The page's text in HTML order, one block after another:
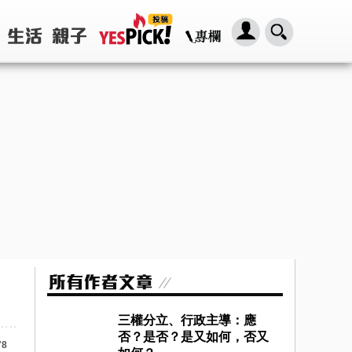
三權分立、行政主導：應
否？是否？是又如何，否又